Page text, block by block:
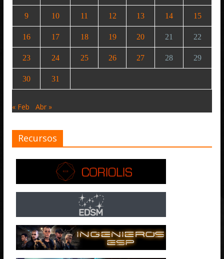
9 10 11 12 13 14 15
16 17 18 19 20 21 22
23 24 25 26 27 28 29
30 31
« Feb Abr »
Recursos